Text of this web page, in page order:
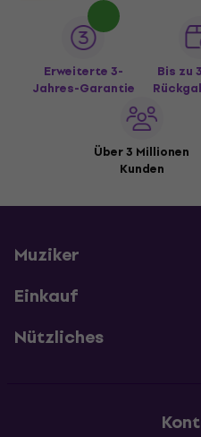
Erweiterte 3-
Jahres-Garantie
Bis zu
Über 3 Millionen
Kunden
Muziker
Einkauf
Nützliches